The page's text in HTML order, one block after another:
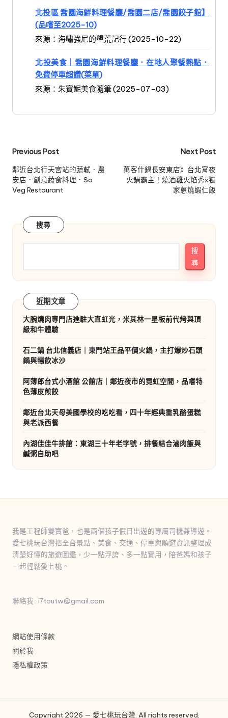
北投區 喬園海鮮料理餐廳/喬園二店/喬園餃子館】
(品嚐至2025-10)
來源：海嘯強尼的墾荒記行 (2025-10-22)
北投美食｜喬園海鮮料理餐廳．在地人聚餐熱點．
免費停車超讚(菜單)
來源：朱寶妮美食隨筆 (2025-07-03)
Post
navigation
Previous Post
鄰近台北行天宮站的蔬軾．農
安店．創意蔬食料理．So
Veg Restaurant
Next Post
萬客什鍋長安東店》台北宵夜
火鍋霸主！燒酒雞火焰秀x獨
家蔥燒蝦仁飯
搜尋
搜
尋
近期文章
大腕燒肉專門店進駐大直虹光，米其林一星板前代烤與頂
級和牛體驗
石二鍋 台北信義店｜東門站王品平價火鍋，主打爆炒石頭
鍋與暢飲冰沙
阿薄郎台式小酒館 公館店｜鄰近夜市的霓虹空間，品嚐特
色薄皮煎餃
鄰近台北天母美國學校的吃吃看，四十年經典重乳酪蛋糕
與老派西餐
內湖佳佳牛排館：東湖三十年老字號，排餐結合滷肉飯與
鹹粥自助吧
我是工程師雙寶爸，也是兩個孩子假日出遊的專屬司機兼導遊。
愛七桃玩台灣把全台景點、美食、交通、停車與順遊資訊整理成
清楚好懂的旅遊圖鑑，少一點浮誇、多一點實用，陪爸媽和孩子
一起輕鬆愛七桃。
聯絡我 : i7toutw@gmail.com
網站使用條款
關於我
隱私權政策
Copyright 2026 — 愛七桃玩台灣. All rights reserved.